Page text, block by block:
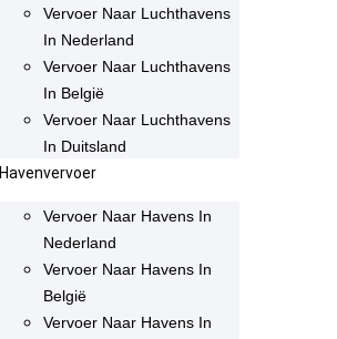
Vervoer Naar Luchthavens
In Nederland
Vervoer Naar Luchthavens
In België
Vervoer Naar Luchthavens
In Duitsland
Havenvervoer
Vervoer Naar Havens In
Nederland
Vervoer Naar Havens In
België
Vervoer Naar Havens In